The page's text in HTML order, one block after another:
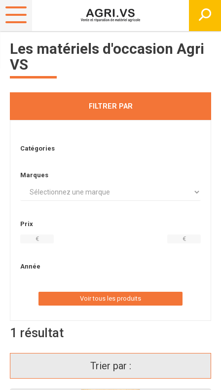
Les matériels d'occasion Agri
VS
FILTRER PAR
Catégories
Marques
Prix
€
€
Année
Voir tous les produits
1 résultat
Trier par :